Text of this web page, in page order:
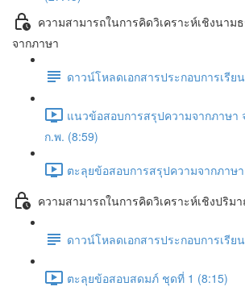
ความสามารถในการคิดวิเคราะห์เชิงนาม
จากภาษา
ดาวน์โหลดเอกสารประกอบการเรียน
แนวข้อสอบการสรุปความจากภาษา
ก.พ. (8:59)
ตะลุยข้อสอบการสรุปความจากภาษ
ความสามารถในการคิดวิเคราะห์เชิงปริม
ดาวน์โหลดเอกสารประกอบการเรียน
ตะลุยข้อสอบสดมภ์ ชุดที่ 1 (8:15)